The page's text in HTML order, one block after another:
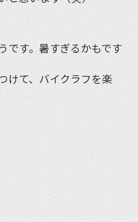
です。暑すぎるかもです
けて、バイクラフを楽